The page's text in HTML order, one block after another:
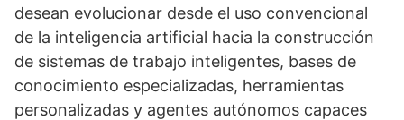
desean evolucionar desde el uso convencional
de la inteligencia artificial hacia la construcción
de sistemas de trabajo inteligentes, bases de
conocimiento especializadas, herramientas
personalizadas y agentes autónomos capaces